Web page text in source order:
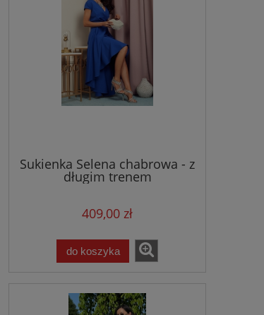
Sukienka Selena chabrowa - z
długim trenem
409,00 zł
do koszyka